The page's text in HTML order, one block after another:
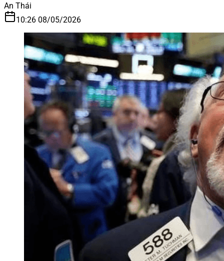
An Thái
10:26 08/05/2026